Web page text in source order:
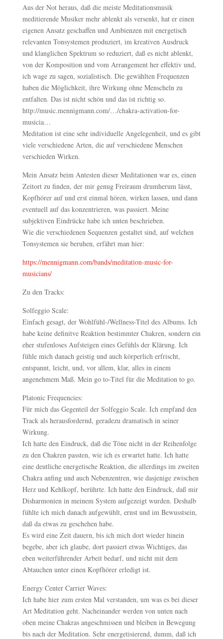
Aus der Not heraus, daß die meiste Meditationsmusik
meditierende Musiker mehr ablenkt als versenkt, hat er einen
eigenen Ansatz geschaffen und Ambienzen mit energetisch
relevanten Tonsystemen produziert, im kreativen Ausdruck
und klanglichen Spektrum so reduziert, daß es nicht ablenkt,
von der Komposition und vom Arrangement her effektiv und,
ich wage zu sagen, sozialistisch. Die gewählten Frequenzen
haben die Möglichkeit, ihre Wirkung ohne Menscheln zu
entfalten. Das ist nicht schön und das ist richtig so.
http://music.mennigmann.com/…/chakra-activation-for-
musicia…
Meditation ist eine sehr individuelle Angelegenheit, und es gibt
viele verschiedene Arten, die auf verschiedene Menschen
verschieden Wirken.
Mein Ansatz beim Antesten dieser Meditationen war es, einen
Zeitort zu finden, der mir genug Freiraum drumherum lässt,
Kopfhörer auf und erst einmal hören, wirken lassen, und dann
eventuell auf das konzentrieren, was passiert. Meine
subjektiven Eindrücke habe ich unten beschrieben.
Wie die verschiedenen Sequenzen gestaltet sind, auf welchen
Tonsystemen sie beruhen, erfährt man hier:
https://mennigmann.com/bands/meditation-music-for-
musicians/
Zu den Tracks:
Solfeggio Scale:
Einfach gesagt, der Wohlfühl-/Wellness-Titel des Albums. Ich
habe keine definitve Reaktion bestimmter Chakren, sondern ein
eher stufenloses Aufsteigen eines Gefühls der Klärung. Ich
fühle mich danach geistig und auch körperlich erfrischt,
entspannt, leicht, und, vor allem, klar, alles in einem
angenehmem Maß. Mein go to-Titel für die Meditation to go.
Platonic Frequencies:
Für mich das Gegenteil der Solfeggio Scale. Ich empfand den
Track als herausfordernd, geradezu dramatisch in seiner
Wirkung.
Ich hatte den Eindruck, daß die Töne nicht in der Reihenfolge
zu den Chakren passten, wie ich es erwartet hatte. Ich hatte
eine deutliche energetische Reaktion, die allerdings im zweiten
Chakra anfing und auch Nebenzentren, wie dasjenige zwischen
Herz und Kehlkopf, berührte. Ich hatte den Eindruck, daß mir
Disharmonien in meinem System aufgezeigt wurden. Deshalb
fühlte ich mich danach aufgewühlt, ernst und im Bewusstsein,
daß da etwas zu geschehen habe.
Es wird eine Zeit dauern, bis ich mich dort wieder hinein
begebe, aber ich glaube, dort passiert etwas Wichtiges, das
eben weiterführender Arbeit bedarf, und nicht mit dem
Abtauchen unter einen Kopfhörer erledigt ist.
Energy Center Carrier Waves:
Ich habe hier zum ersten Mal verstanden, um was es bei dieser
Art Meditation geht. Nacheinander werden von unten nach
oben meine Chakras angeschmissen und bleiben in Bewegung
bis nach der Meditation. Sehr energetisierend, dumm, daß ich